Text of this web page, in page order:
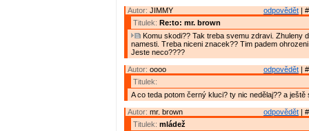
odpovědět |
Autor: JIMMY
Titulek: Re:to: mr. brown
Komu skodi?? Tak treba svemu zdravi. Zhuleny
namesti. Treba niceni znacek?? Tim padem
Jeste neco????
odpovědět |
Autor: oooo
Titulek:
A co teda potom černý kluci? ty nic nedělaj?? a ještě
odpovědět |
Autor: mr. brown
Titulek: mládež